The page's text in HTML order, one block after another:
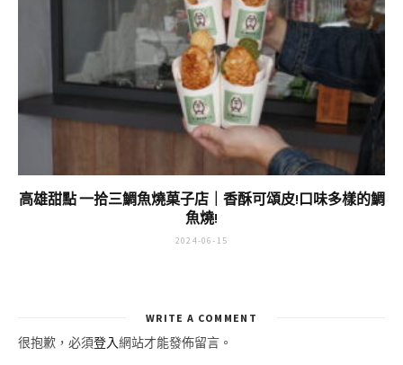
高雄甜點 一拾三鯛魚燒菓子店｜香酥可頌皮!口味多樣的鯛
魚燒!
2024-06-15
WRITE A COMMENT
很抱歉，必須登入網站才能發佈留言。